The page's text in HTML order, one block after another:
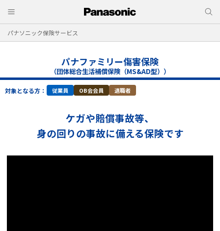
パナソニック保険サービス
パナファミリー傷害保険
（団体総合生活補償保険（MS&AD型））
対象となる方： 従業員 OB会会員 退職者
ケガや賠償事故等、
身の回りの事故に備える保険です